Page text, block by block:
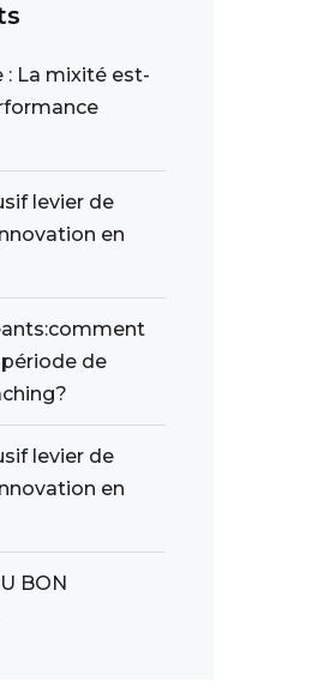
: La mixité est-
levier de
en
de
levier de
en
BON